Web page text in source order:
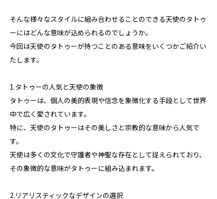
そんな様々なスタイルに組み合わせることのできる天使のタトゥ
ーにはどんな意味が込められるのでしょうか。
今回は天使のタトゥーが持つことのある意味をいくつかご紹介い
たします。
1.タトゥーの人気と天使の象徴
タトゥーは、個人の美的表現や信念を象徴化する手段として世界
中で広く愛されています。
特に、天使のタトゥーはその美しさと宗教的な意味から人気で
す。
天使は多くの文化で守護者や神聖な存在として捉えられており、
その象徴的な意味がタトゥーに組み込まれます。
2.リアリスティックなデザインの選択